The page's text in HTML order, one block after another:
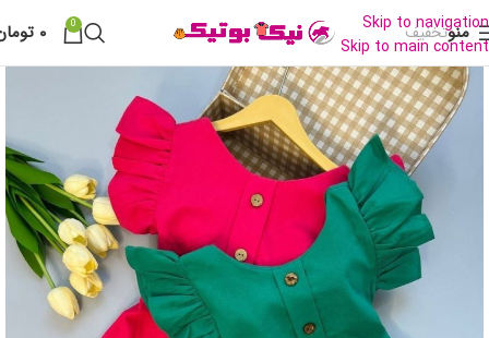
Skip to navigation
Skip to main content
منوتخفیف 0 ۰